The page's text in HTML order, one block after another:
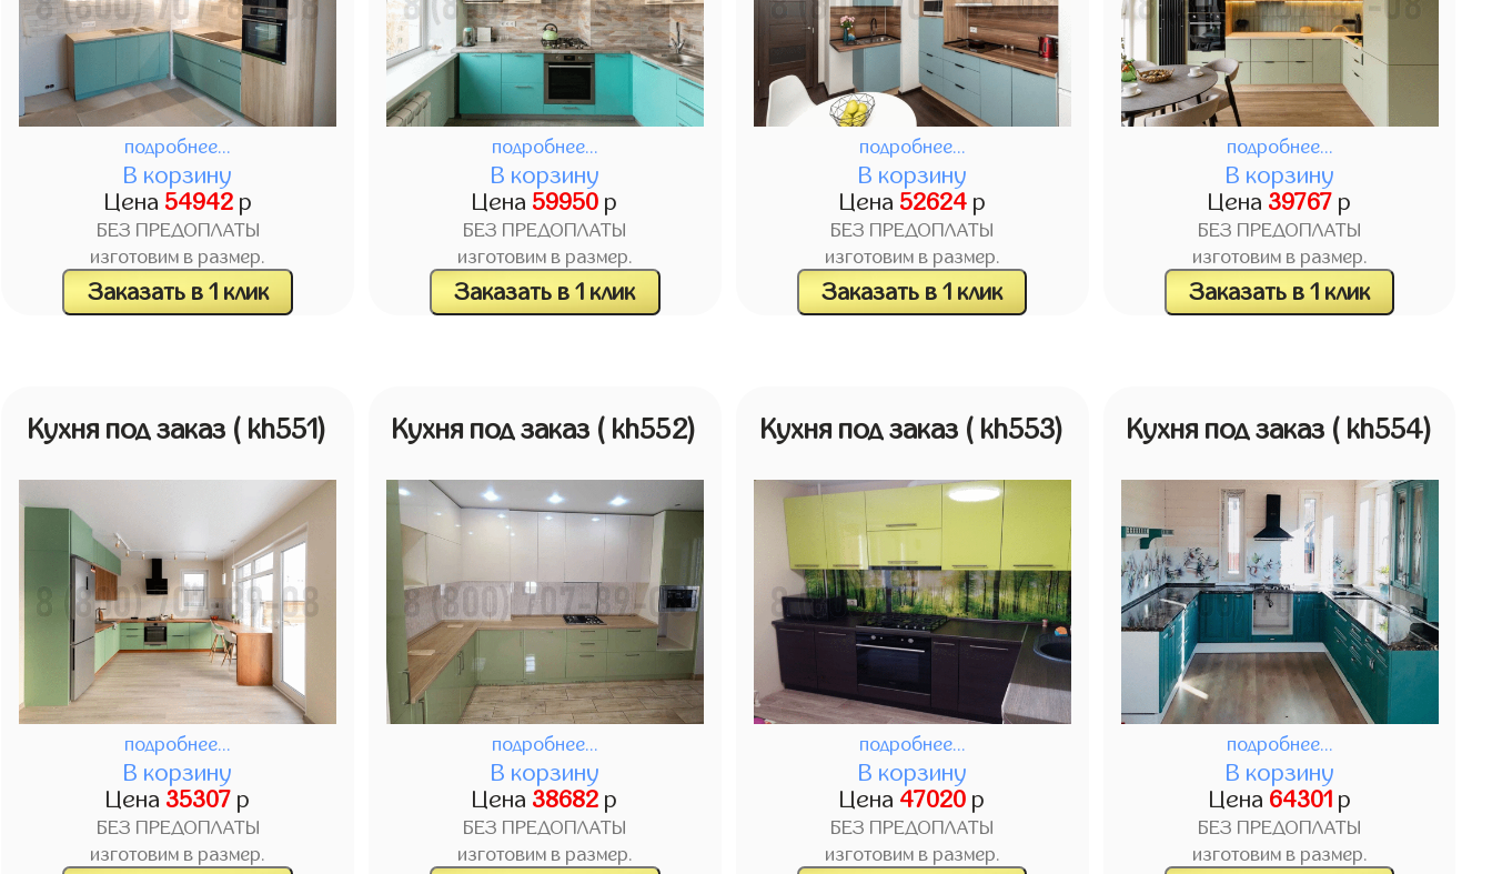
подробнее...
В корзину
Цена 54942р
БЕЗ ПРЕДОПЛАТЫ
изготовим в размер.
Заказать в 1 клик
подробнее...
В корзину
Цена 59950 р
БЕЗ ПРЕДОПЛАТЫ
изготовим в размер.
Заказать в 1 клик
подробнее...
В корзину
Цена 52624р
БЕЗ ПРЕДОПЛАТЫ
изготовим в размер.
Заказать в 1 клик
подробнее...
В корзину
Цена 39767 р
БЕЗ ПРЕДОПЛАТЫ
изготовим в размер.
Заказать в 1 клик
Кухня под заказ ( kh551)
подробнее...
В корзину
Цена 35307 р
БЕЗ ПРЕДОПЛАТЫ
изготовим в размер.
Кухня под заказ ( kh552)
подробнее...
В корзину
Цена 38682 р
БЕЗ ПРЕДОПЛАТЫ
изготовим в размер.
Кухня под заказ ( kh553)
подробнее...
В корзину
Цена 47020 р
БЕЗ ПРЕДОПЛАТЫ
изготовим в размер.
Кухня под заказ ( kh554)
подробнее...
В корзину
Цена 64301 р
БЕЗ ПРЕДОПЛАТЫ
изготовим в размер.